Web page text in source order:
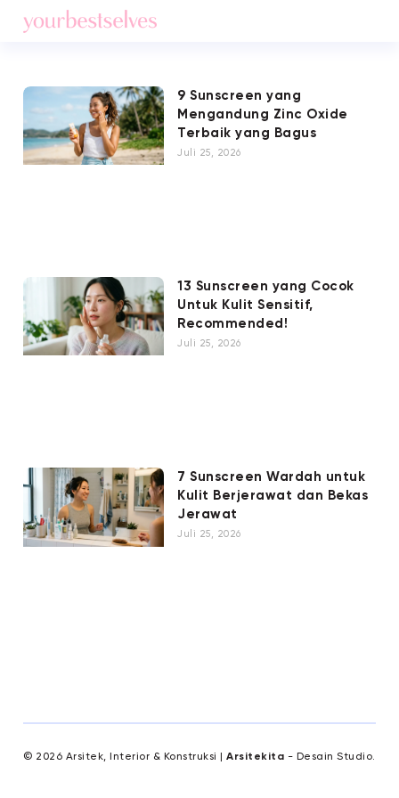
9 Sunscreen yang
Mengandung Zinc Oxide
Terbaik yang Bagus
Juli 25, 2026
13 Sunscreen yang Cocok
Untuk Kulit Sensitif,
Recommended!
Juli 25, 2026
7 Sunscreen Wardah untuk
Kulit Berjerawat dan Bekas
Jerawat
Juli 25, 2026
© 2026 Arsitek, Interior & Konstruksi |Arsitekita - Desain Studio.